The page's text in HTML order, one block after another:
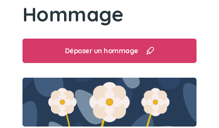
Hommage
Déposer un hommage